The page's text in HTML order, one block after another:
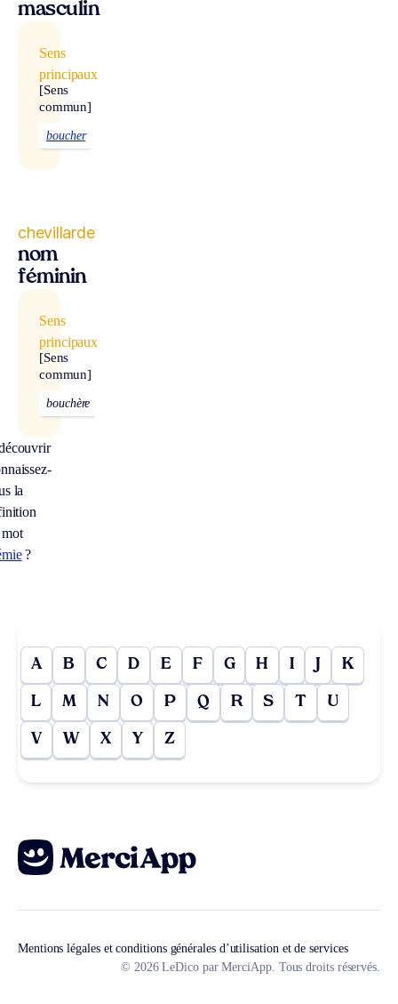
masculin
Sens
principaux
[Sens
commun]
boucher
chevillarde
nom
féminin
Sens
principaux
[Sens
commun]
bouchère
la
?
A B C D E F G H I J K
L M N O P Q R S T U
V W X Y Z
Mentions légales et conditions générales d’utilisation et de services
© 2026 LeDico par MerciApp. Tous droits réservés.